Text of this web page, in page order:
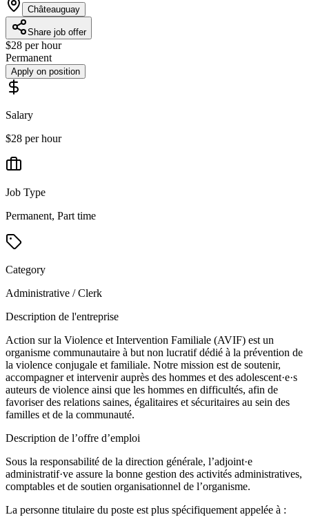
Châteauguay
Share job offer
$28 per hour
Permanent
Apply on position
Salary
$28 per hour
Job Type
Permanent, Part time
Category
Administrative / Clerk
Description de l'entreprise
Action sur la Violence et Intervention Familiale (AVIF) est un
organisme communautaire à but non lucratif dédié à la prévention de
la violence conjugale et familiale. Notre mission est de soutenir,
accompagner et intervenir auprès des hommes et des adolescent·e·s
auteurs de violence ainsi que les hommes en difficultés, afin de
favoriser des relations saines, égalitaires et sécuritaires au sein des
familles et de la communauté.
Description de l’offre d’emploi
Sous la responsabilité de la direction générale, l’adjoint·e
administratif·ve assure la bonne gestion des activités administratives,
comptables et de soutien organisationnel de l’organisme.
La personne titulaire du poste est plus spécifiquement appelée à :